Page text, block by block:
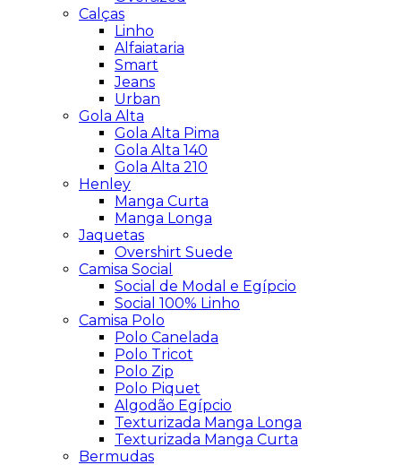
Calças
Linho
Alfaiataria
Smart
Jeans
Urban
Gola Alta
Gola Alta Pima
Gola Alta 140
Gola Alta 210
Henley
Manga Curta
Manga Longa
Jaquetas
Overshirt Suede
Camisa Social
Social de Modal e Egípcio
Social 100% Linho
Camisa Polo
Polo Canelada
Polo Tricot
Polo Zip
Polo Piquet
Algodão Egípcio
Texturizada Manga Longa
Texturizada Manga Curta
Bermudas